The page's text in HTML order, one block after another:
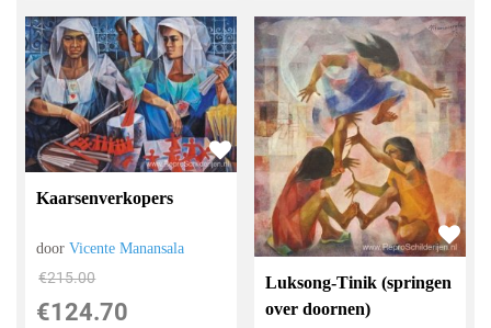
Kaarsenverkopers
doorVicente Manansala
€215.00
€124.70
Luksong-Tinik (springen
over doornen)